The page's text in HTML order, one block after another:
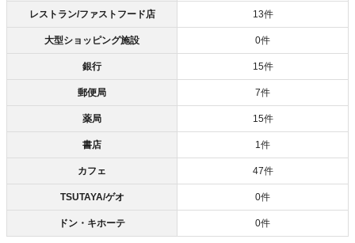
レストラン/ファストフード店 13件
大型ショッピング施設 0件
銀行 15件
郵便局 7件
薬局 15件
書店 1件
カフェ 47件
TSUTAYA/ゲオ 0件
ドン・キホーテ 0件